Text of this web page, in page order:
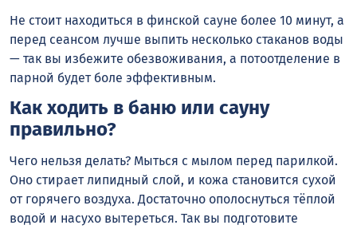
Не стоит находиться в финской сауне более 10 минут, а
перед сеансом лучше выпить несколько стаканов воды
— так вы избежите обезвоживания, а потоотделение в
парной будет боле эффективным.
Как ходить в баню или сауну
правильно?
Чего нельзя делать? Мыться с мылом перед парилкой.
Оно стирает липидный слой, и кожа становится сухой
от горячего воздуха. Достаточно ополоснуться тёплой
водой и насухо вытереться. Так вы подготовите